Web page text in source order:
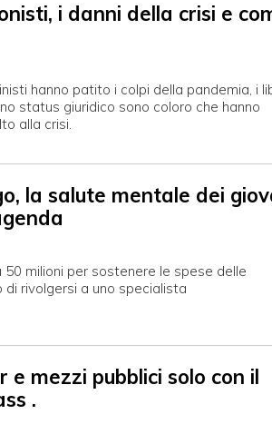
i danni della crisi e
hanno patito i colpi della pandemia, i
status giuridico sono coloro che hanno
alla crisi.
la salute mentale dei
50 milioni per sostenere le spese delle
di rivolgersi a uno specialista
e mezzi pubblici solo con il
.